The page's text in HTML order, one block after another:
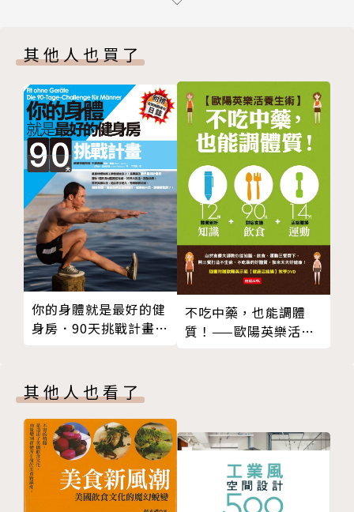
速。
累一點、輕鬆一點，結果不盡相同，但都是你人生的選
擇。
◎拒絕懦弱的糖衣：
面對無法掌控的環境，容易令人抗拒。當看不到成功的
可能，就會開始害怕失敗。
但如果你撐下去，時間會讓你更堅強，降低你心中的軟
弱，讓你繼續奮鬥下去。
◎競爭，讓心更強大：
比較，才會產生競爭，才會進步。
遇見比你強或是拿到好成績的人，你是批評，還是決定
陳彥博
1986年6月10日出生，為台灣極地超級馬拉松選手。
用5年的時間，完成世界七大洲、八大站超級馬拉松賽
事計畫，並於2013年完成挑戰。多次名列亞洲最年輕
▼ 04 虔敬大自然，淨身參賽
▼ 05 大地之母的使者 CP1
▼ 06 怕失敗，會找到藉口；渴望達標，會得到能量
CP2
▼ 07 最想念，就是最遺憾 CP3
▼ 08 極地荒謬劇 CP4
▼ 09 身處大自然，用野性求生 CP5
▼ 10 極光的禮讚 CP6
▼ 11 家，是唯一的方向 CP7
▼ 12 心存僥倖，足以致命 CP8
▼ 13 犧牲，你需要付出多大的決心？ CP9
▼ 14 挑戰生命的極限 CP10
最終站 澳洲 520公里內陸超馬賽
▼ 03 甩開對手，擺脫威脅
▼ 05 從心而跑 Run for heart
後記
版權頁
其他人也買了
你的身體就是最好的健
身房．90天挑戰計畫
不吃中藥，也能調體
質！——歐陽英樂活養
其他人也看了